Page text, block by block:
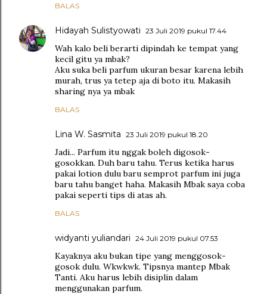
BALAS
Hidayah Sulistyowati 23 Juli 2019 pukul 17.44
Wah kalo beli berarti dipindah ke tempat yang
kecil gitu ya mbak?
Aku suka beli parfum ukuran besar karena lebih
murah, trus ya tetep aja di boto itu. Makasih
sharing nya ya mbak
BALAS
Lina W. Sasmita 23 Juli 2019 pukul 18.20
Jadi... Parfum itu nggak boleh digosok-
gosokkan. Duh baru tahu. Terus ketika harus
pakai lotion dulu baru semprot parfum ini juga
baru tahu banget haha. Makasih Mbak saya coba
pakai seperti tips di atas ah.
BALAS
widyanti yuliandari 24 Juli 2019 pukul 07.53
Kayaknya aku bukan tipe yang menggosok-
gosok dulu. Wkwkwk. Tipsnya mantep Mbak
Tanti. Aku harus lebih disiplin dalam
menggunakan parfum.